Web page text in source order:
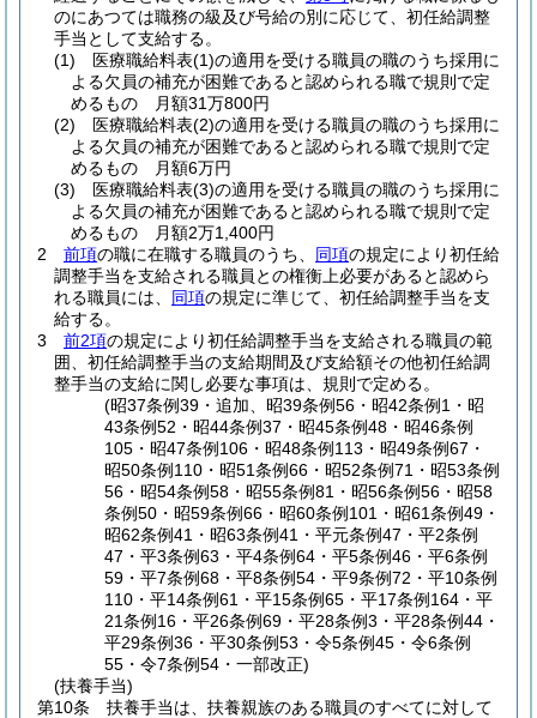
のにあつては職務の級及び号給の別に応じて、初任給調整
手当として支給する。
(1)
医療職給料表(1)の適用を受ける職員の職のうち採用に
よる欠員の補充が困難であると認められる職で規則で定
めるもの 月額31万800円
(2)
医療職給料表(2)の適用を受ける職員の職のうち採用に
よる欠員の補充が困難であると認められる職で規則で定
めるもの 月額6万円
(3)
医療職給料表(3)の適用を受ける職員の職のうち採用に
よる欠員の補充が困難であると認められる職で規則で定
めるもの 月額2万1,400円
2
前項の職に在職する職員のうち、 同項の規定により初任給
調整手当を支給される職員との権衡上必要があると認めら
れる職員には、 同項の規定に準じて、初任給調整手当を支
給する。
3
前2項の規定により初任給調整手当を支給される職員の範
囲、初任給調整手当の支給期間及び支給額その他初任給調
整手当の支給に関し必要な事項は、規則で定める。
(昭37条例39・追加、昭39条例56・昭42条例1・昭
43条例52・昭44条例37・昭45条例48・昭46条例
105・昭47条例106・昭48条例113・昭49条例67・
昭50条例110・昭51条例66・昭52条例71・昭53条例
56・昭54条例58・昭55条例81・昭56条例56・昭58
条例50・昭59条例66・昭60条例101・昭61条例49・
昭62条例41・昭63条例41・平元条例47・平2条例
47・平3条例63・平4条例64・平5条例46・平6条例
59・平7条例68・平8条例54・平9条例72・平10条例
110・平14条例61・平15条例65・平17条例164・平
21条例16・平26条例69・平28条例3・平28条例44・
平29条例36・平30条例53・令5条例45・令6条例
55・令7条例54・一部改正)
(扶養手当)
第10条
扶養手当は、扶養親族のある職員のすべてに対して